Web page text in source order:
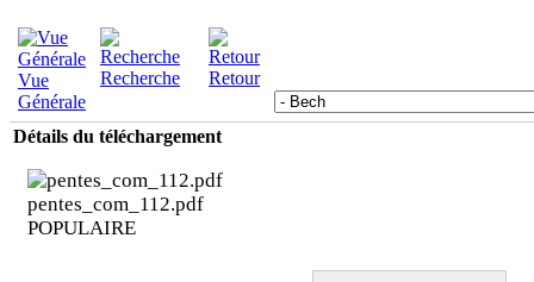
Vue
Générale
Recherche Retour
Détails du téléchargement
pentes_com_112.pdf
POPULAIRE